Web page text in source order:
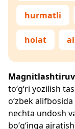
hurmatli
holat
to‘g‘ri yozilish
o‘zbek
nechta undosh
bo‘g‘inga